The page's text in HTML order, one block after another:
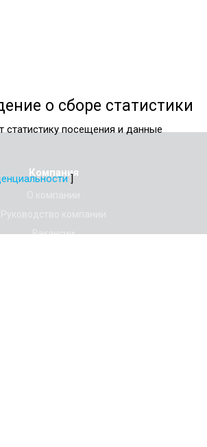
Компания
Вакансии
о сборе статистики
статистику посещения и данные
]